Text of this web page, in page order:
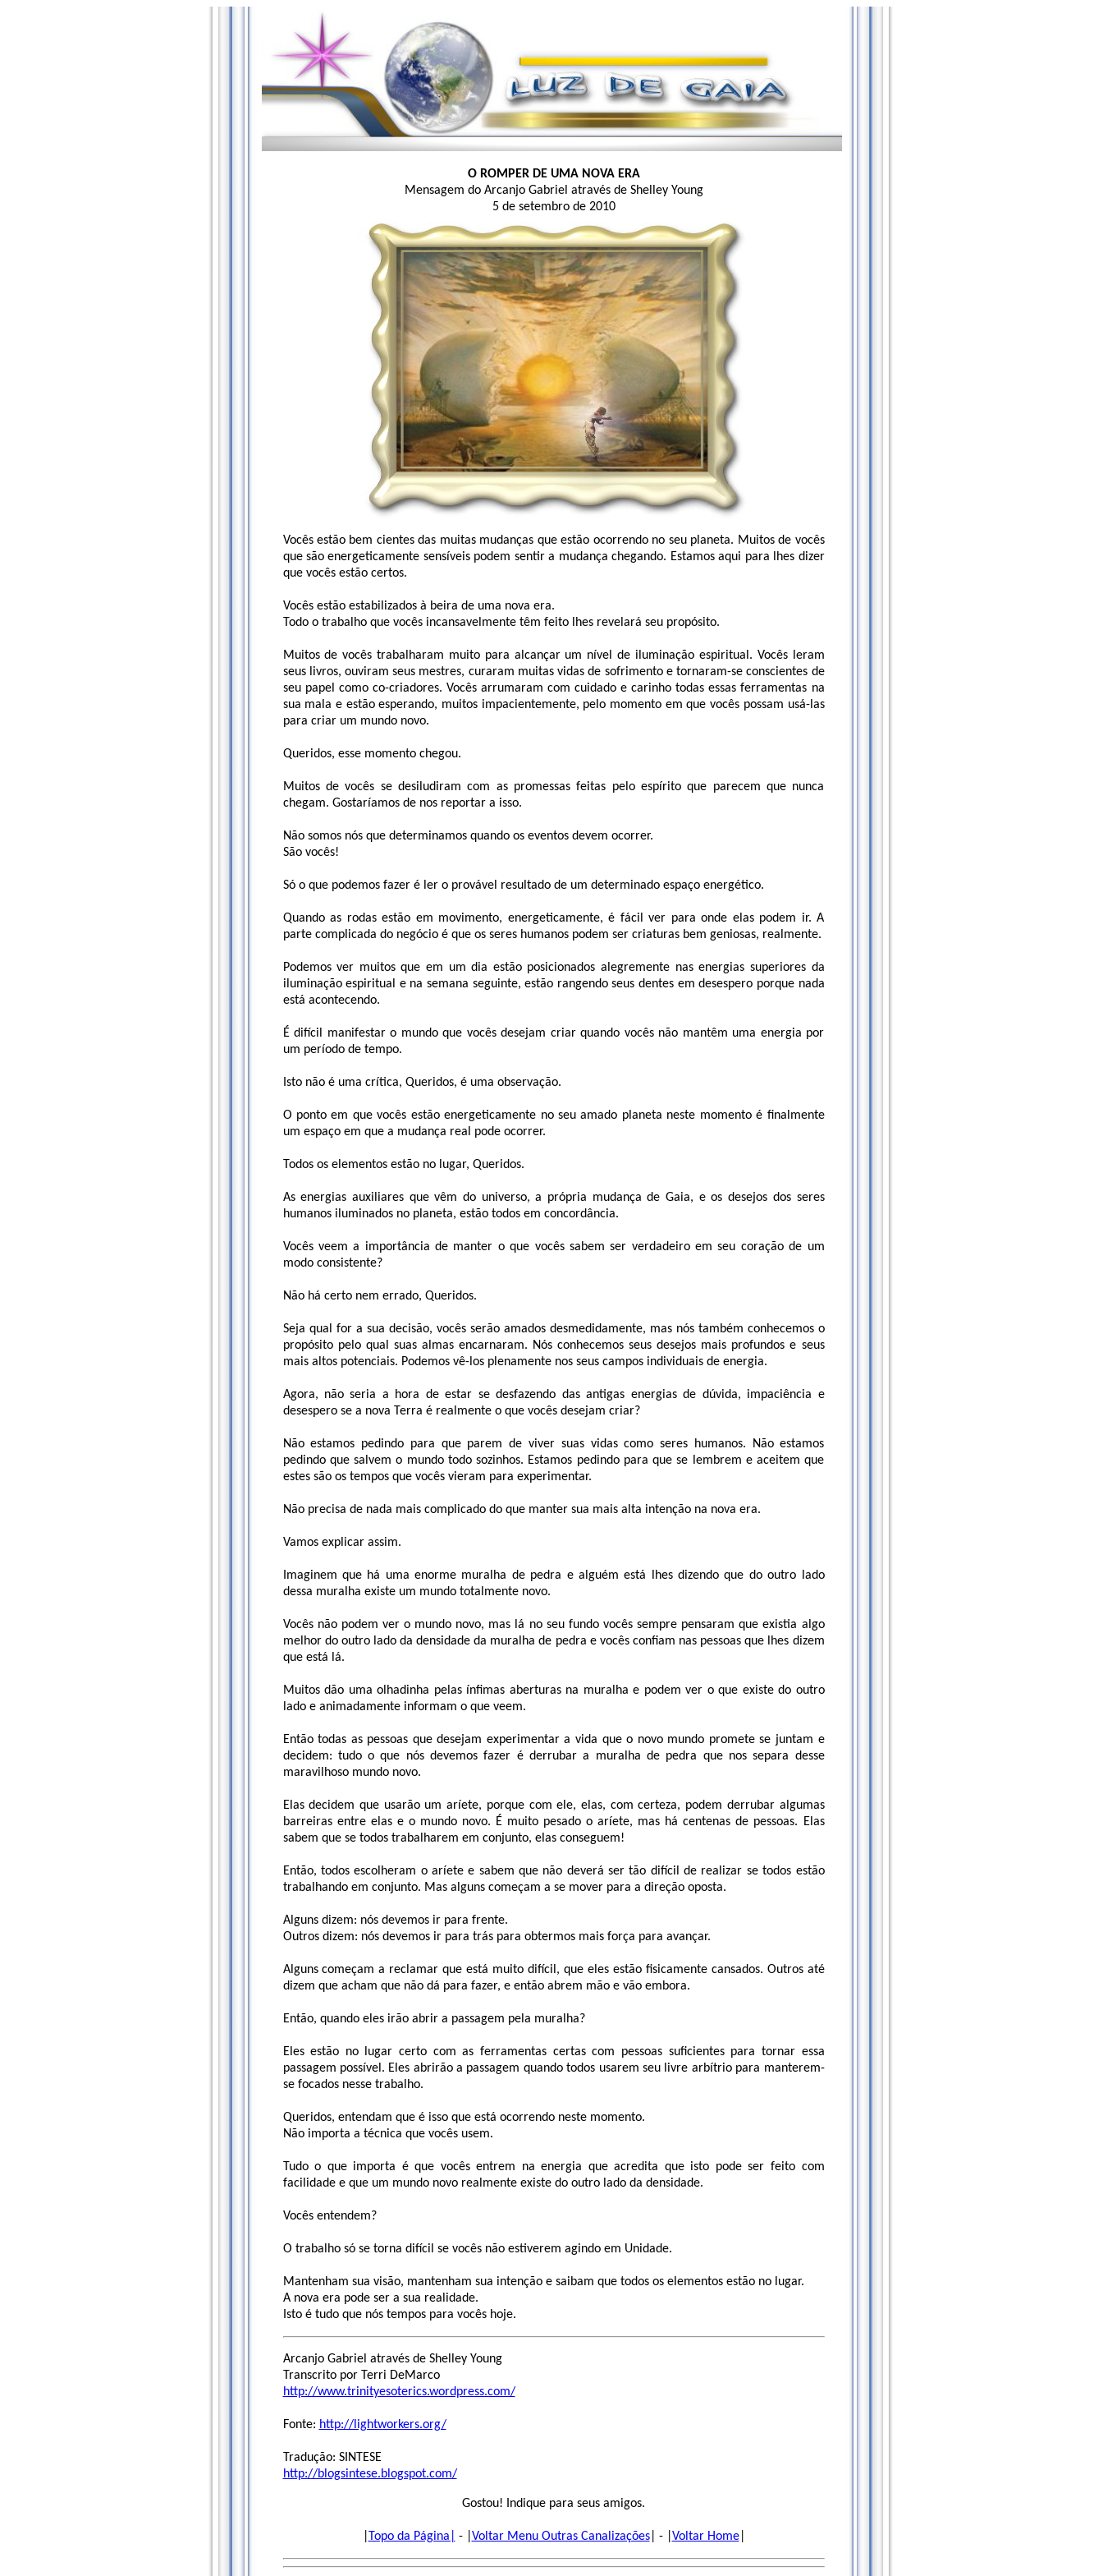
O ROMPER DE UMA NOVA ERA
Mensagem do Arcanjo Gabriel através de Shelley Young
5 de setembro de 2010
Vocês estão bem cientes das muitas mudanças que estão ocorrendo no seu planeta. Muitos de vocês
que são energeticamente sensíveis podem sentir a mudança chegando. Estamos aqui para lhes dizer
que vocês estão certos.
Vocês estão estabilizados à beira de uma nova era.
Todo o trabalho que vocês incansavelmente têm feito lhes revelará seu propósito.
Muitos de vocês trabalharam muito para alcançar um nível de iluminação espiritual. Vocês leram
seus livros, ouviram seus mestres, curaram muitas vidas de sofrimento e tornaram-se conscientes de
seu papel como co-criadores. Vocês arrumaram com cuidado e carinho todas essas ferramentas na
sua mala e estão esperando, muitos impacientemente, pelo momento em que vocês possam usá-las
para criar um mundo novo.
Queridos, esse momento chegou.
Muitos de vocês se desiludiram com as promessas feitas pelo espírito que parecem que nunca
chegam. Gostaríamos de nos reportar a isso.
Não somos nós que determinamos quando os eventos devem ocorrer.
São vocês!
Só o que podemos fazer é ler o provável resultado de um determinado espaço energético.
Quando as rodas estão em movimento, energeticamente, é fácil ver para onde elas podem ir. A
parte complicada do negócio é que os seres humanos podem ser criaturas bem geniosas, realmente.
Podemos ver muitos que em um dia estão posicionados alegremente nas energias superiores da
iluminação espiritual e na semana seguinte, estão rangendo seus dentes em desespero porque nada
está acontecendo.
É difícil manifestar o mundo que vocês desejam criar quando vocês não mantêm uma energia por
um período de tempo.
Isto não é uma crítica, Queridos, é uma observação.
O ponto em que vocês estão energeticamente no seu amado planeta neste momento é finalmente
um espaço em que a mudança real pode ocorrer.
Todos os elementos estão no lugar, Queridos.
As energias auxiliares que vêm do universo, a própria mudança de Gaia, e os desejos dos seres
humanos iluminados no planeta, estão todos em concordância.
Vocês veem a importância de manter o que vocês sabem ser verdadeiro em seu coração de um
modo consistente?
Não há certo nem errado, Queridos.
Seja qual for a sua decisão, vocês serão amados desmedidamente, mas nós também conhecemos o
propósito pelo qual suas almas encarnaram. Nós conhecemos seus desejos mais profundos e seus
mais altos potenciais. Podemos vê-los plenamente nos seus campos individuais de energia.
Agora, não seria a hora de estar se desfazendo das antigas energias de dúvida, impaciência e
desespero se a nova Terra é realmente o que vocês desejam criar?
Não estamos pedindo para que parem de viver suas vidas como seres humanos. Não estamos
pedindo que salvem o mundo todo sozinhos. Estamos pedindo para que se lembrem e aceitem que
estes são os tempos que vocês vieram para experimentar.
Não precisa de nada mais complicado do que manter sua mais alta intenção na nova era.
Vamos explicar assim.
Imaginem que há uma enorme muralha de pedra e alguém está lhes dizendo que do outro lado
dessa muralha existe um mundo totalmente novo.
Vocês não podem ver o mundo novo, mas lá no seu fundo vocês sempre pensaram que existia algo
melhor do outro lado da densidade da muralha de pedra e vocês confiam nas pessoas que lhes dizem
que está lá.
Muitos dão uma olhadinha pelas ínfimas aberturas na muralha e podem ver o que existe do outro
lado e animadamente informam o que veem.
Então todas as pessoas que desejam experimentar a vida que o novo mundo promete se juntam e
decidem: tudo o que nós devemos fazer é derrubar a muralha de pedra que nos separa desse
maravilhoso mundo novo.
Elas decidem que usarão um aríete, porque com ele, elas, com certeza, podem derrubar algumas
barreiras entre elas e o mundo novo. É muito pesado o aríete, mas há centenas de pessoas. Elas
sabem que se todos trabalharem em conjunto, elas conseguem!
Então, todos escolheram o aríete e sabem que não deverá ser tão difícil de realizar se todos estão
trabalhando em conjunto. Mas alguns começam a se mover para a direção oposta.
Alguns dizem: nós devemos ir para frente.
Outros dizem: nós devemos ir para trás para obtermos mais força para avançar.
Alguns começam a reclamar que está muito difícil, que eles estão fisicamente cansados. Outros até
dizem que acham que não dá para fazer, e então abrem mão e vão embora.
Então, quando eles irão abrir a passagem pela muralha?
Eles estão no lugar certo com as ferramentas certas com pessoas suficientes para tornar essa
passagem possível. Eles abrirão a passagem quando todos usarem seu livre arbítrio para manterem-
se focados nesse trabalho.
Queridos, entendam que é isso que está ocorrendo neste momento.
Não importa a técnica que vocês usem.
Tudo o que importa é que vocês entrem na energia que acredita que isto pode ser feito com
facilidade e que um mundo novo realmente existe do outro lado da densidade.
Vocês entendem?
O trabalho só se torna difícil se vocês não estiverem agindo em Unidade.
Mantenham sua visão, mantenham sua intenção e saibam que todos os elementos estão no lugar.
A nova era pode ser a sua realidade.
Isto é tudo que nós tempos para vocês hoje.
Arcanjo Gabriel através de Shelley Young
Transcrito por Terri DeMarco
http://www.trinityesoterics.wordpress.com/
Fonte: http://lightworkers.org/
Tradução: SINTESE
http://blogsintese.blogspot.com/
Gostou! Indique para seus amigos.
Topo da Página| - | Voltar Menu Outras Canalizações| - | Voltar Home|